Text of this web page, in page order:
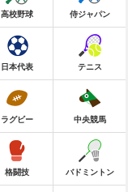
高校野球 侍ジャパン
日本代表 テニス
ラグビー 中央競馬
格闘技 バドミントン